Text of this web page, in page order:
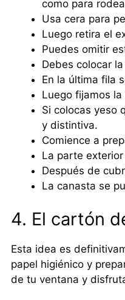
como para
Usa cera para
Luego retira el
Puedes omitir
Debes colocar
En la última fila
Luego fijamos
Si colocas yeso
y distintiva.
Comience a
La parte
Después de
La canasta se
4. El cartón
Esta idea es
papel higiénico y
de tu ventana y